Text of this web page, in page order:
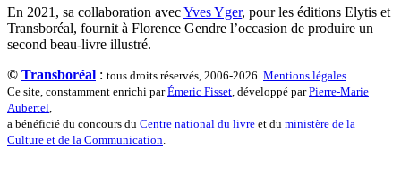
Nobili Johanna
Nodet Mariette
Nodet Philippe
Olmedo Éric
Pacquier Thierry
Pastureau Jean
Pavie Auguste
En 2021, sa collaboration avecYves Yger, pour les éditions Elytis et
Transboréal, fournit à Florence Gendre l’occasion de produire un
second beau-livre illustré.
© Transboréal : tous droits réservés, 2006-2026. Mentions légales
Ce site, constamment enrichi parÉmeric Fisset , développé parPierre-Marie
Aubertel
a bénéficié du concours du Centre national du livre et du ministère de la
Culture et de la Communication